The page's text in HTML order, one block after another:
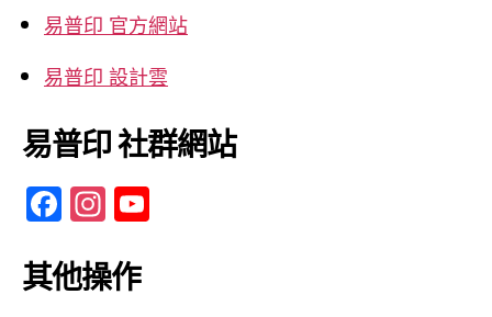
易普印 官方網站
易普印 設計雲
易普印 社群網站
F
c
In
a
其他操作